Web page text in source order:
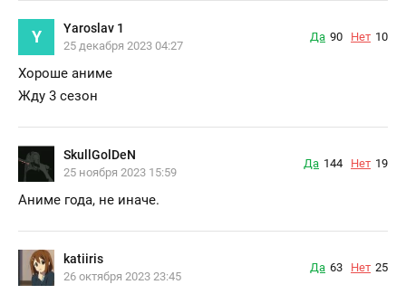
Y Yaroslav 1
25 декабря 2023 04:27
Да 90 Нет 10
Хороше аниме
Жду 3 сезон
SkullGolDeN
25 ноября 2023 15:59
Да 144 Нет 19
Аниме года, не иначе.
katiiris
26 октября 2023 23:45
Да 63 Нет 25